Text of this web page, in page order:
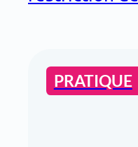
PRATIQUE